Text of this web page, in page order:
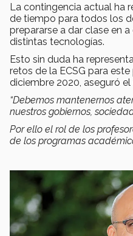
La contingencia actual ha
de tiempo para todos los
prepararse a dar clase en
distintas tecnologías.
Esto sin duda ha
retos de la ECSG para
diciembre 2020, aseguró el
“Debemos mantenernos
nuestros gobiernos,
Por ello el rol de los
de los programas